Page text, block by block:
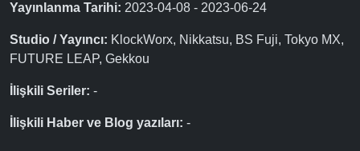
Yayınlanma Tarihi: 2023-04-08 - 2023-06-24
Studio / Yayıncı: KlockWorx, Nikkatsu, BS Fuji, Tokyo MX,
FUTURE LEAP, Gekkou
İlişkili Seriler: -
İlişkili Haber ve Blog yazıları: -